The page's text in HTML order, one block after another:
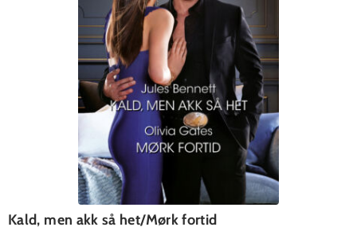
Kald, men akk så het/Mørk fortid